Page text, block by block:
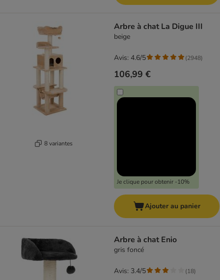
8 variantes
Arbre à chat La Digue III
beige
106,99 €
Je clique pour obtenir -10%
Avis: 4.6/5 (2948)
Ajouter au panier
Arbre à chat Enio
gris foncé
Avis: 3.4/5 (18)